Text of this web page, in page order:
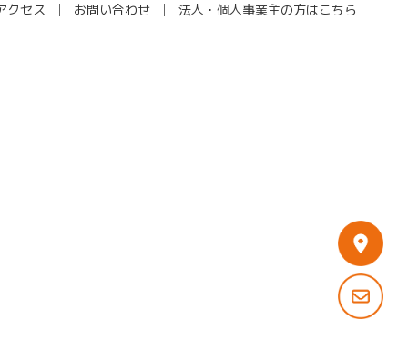
クセス お問い合わせ 法人・個人事業主の方はこちら